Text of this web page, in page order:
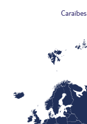
Caraïbes